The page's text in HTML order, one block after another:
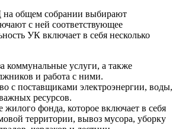
общем собрании выбирают
с ней соответствующее
УК включает в себя несколько
коммунальные услуги, а также
и работа с ними.
с поставщиками электроэнергии, воды,
ресурсов.
фонда, которое включает в себя
территории, вывоз мусора, уборку